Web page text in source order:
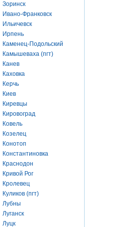
Зоринск
Ивано-Франковск
Ильичевск
Ирпень
Каменец-Подольский
Камышеваха (пгт)
Канев
Каховка
Керчь
Киев
Киревцы
Кировоград
Ковель
Козелец
Конотоп
Константиновка
Краснодон
Кривой Рог
Кролевец
Куликов (пгт)
Лубны
Луганск
Луцк